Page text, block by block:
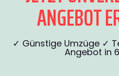
ANGEBOT
✓ Günstige Umzüge ✓
Angebot in